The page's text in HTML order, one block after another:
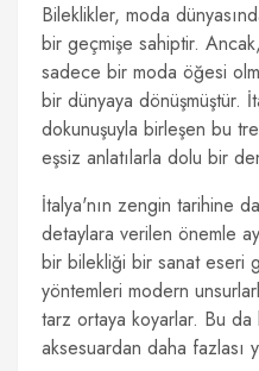
Bileklikler, moda
bir geçmişe sahiptir.
sadece bir moda öğesi
bir dünyaya dönüşmüştür.
dokunuşuyla birleşen bu
eşsiz anlatılarla dolu bir
İtalya'nın zengin tarihine
detaylara verilen önemle
bir bilekliği bir sanat eseri
yöntemleri modern
tarz ortaya koyarlar. Bu
aksesuardan daha fazlası